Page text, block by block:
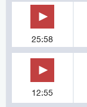
25:58
12:55